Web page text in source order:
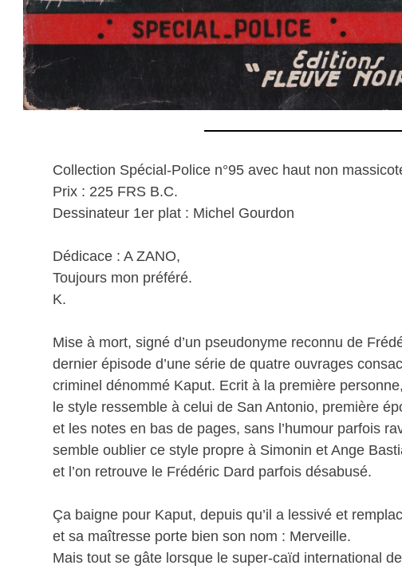
Collection Spécial-Police n°95 avec haut non
Prix : 225 FRS B.C.
Dessinateur 1er plat : Michel Gourdon
Dédicace : A ZANO,
Toujours mon préféré.
K.
Mise à mort, signé d’un pseudonyme reconnu de
dernier épisode d’une série de quatre ouvrages
criminel dénommé Kaput. Ecrit à la première
le style ressemble à celui de San Antonio, première
et les notes en bas de pages, sans l’humour parfois
semble oublier ce style propre à Simonin et Ange
et l’on retrouve le Frédéric Dard parfois désabusé.
Ça baigne pour Kaput, depuis qu’il a lessivé et
et sa maîtresse porte bien son nom : Merveille.
Mais tout se gâte lorsque le super-caïd international